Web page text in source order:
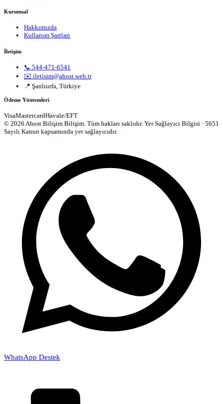
Kurumsal
Hakkımızda
Kullanım Şartları
İletişim
📞 544-471-6541
✉️ iletisim@ahost.web.tr
📍 Şanlıurfa, Türkiye
Ödeme Yöntemleri
VisaMastercardHavale/EFT
© 2026 Ahost Bilişim Bilişim. Tüm hakları saklıdır. Yer Sağlayıcı Bilgisi · 5651
Sayılı Kanun kapsamında yer sağlayıcıdır.
WhatsApp Destek